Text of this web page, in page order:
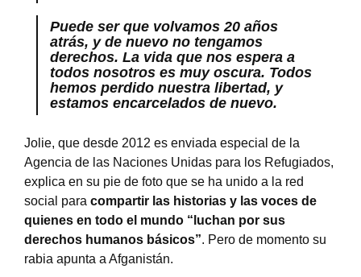
Puede ser que volvamos 20 años
atrás, y de nuevo no tengamos
derechos. La vida que nos espera a
todos nosotros es muy oscura. Todos
hemos perdido nuestra libertad, y
estamos encarcelados de nuevo.
Jolie, que desde 2012 es enviada especial de la
Agencia de las Naciones Unidas para los Refugiados,
explica en su pie de foto que se ha unido a la red
social para compartir las historias y las voces de
quienes en todo el mundo “luchan por sus
derechos humanos básicos”. Pero de momento su
rabia apunta a Afganistán.